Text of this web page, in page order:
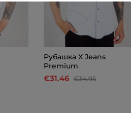
Рубашка X Jeans
Premium
€31.46 €34.95